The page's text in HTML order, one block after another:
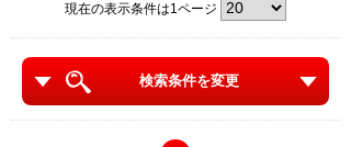
現在の表示条件は1ページ
検索条件を変更